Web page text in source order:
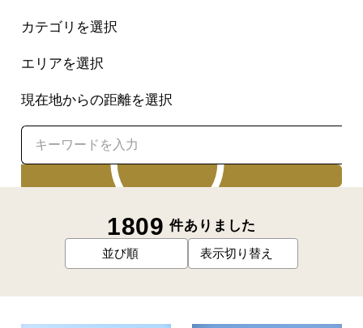
カテゴリを選択
エリアを選択
現在地からの距離を選択
1809 件ありました
並び順 表示切り替え